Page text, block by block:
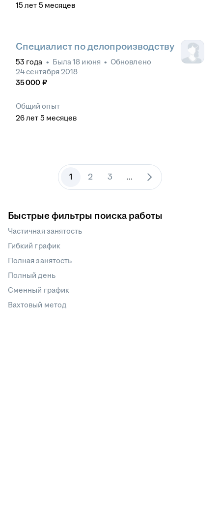
15 лет 5 месяцев
Специалист по делопроизводству
53 года • Была18 июня • Обновлено
24 сентября 2018
35 000 ₽
Общий опыт
26лет 5 месяцев
1 2 3 ...
Быстрые фильтры поиска работы
Частичная занятость
Гибкий график
Полная занятость
Полный день
Сменный график
Вахтовый метод